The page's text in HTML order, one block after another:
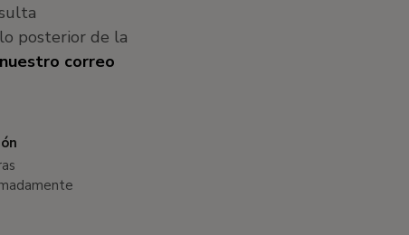
posterior de la
correo